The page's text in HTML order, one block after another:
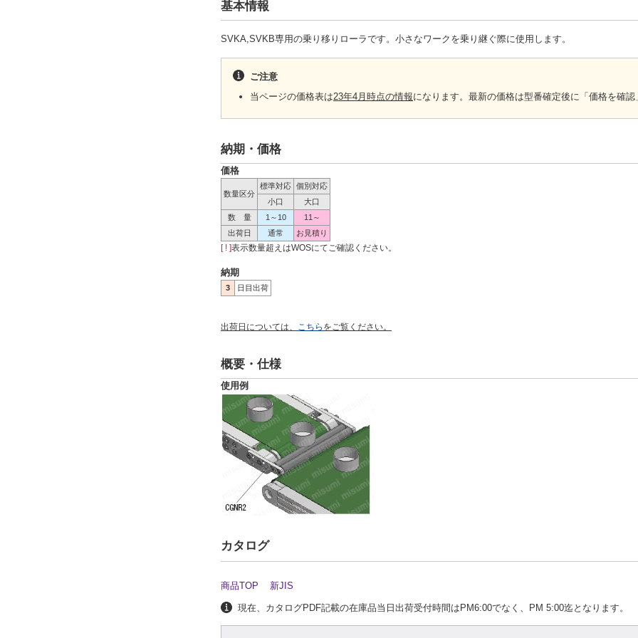
基本情報
SVKA,SVKB専用の乗り移りローラです。小さなワークを乗り継ぐ際に使用します。
ご注意
当ページの価格表は23年4月時点の情報になります。最新の価格は型番確定後に「価格を確認
納期・価格
価格
数量区分
標準対応 個別対応
小口
大口
数 量
1～10
11～
出荷日
通常 お見積り
[ ! ]表示数量超えはWOSにてご確認ください。
納期
3 日目出荷
出荷日については、 こちら をご覧ください。
概要・仕様
使用例
カタログ
商品TOP 新JIS
現在、カタログPDF記載の在庫品当日出荷受付時間はPM6:00でなく、PM 5:00迄となります。